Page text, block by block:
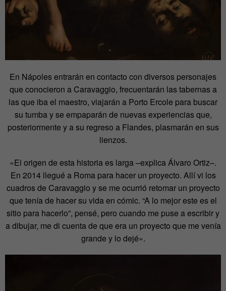
En Nápoles entrarán en contacto con diversos personajes
que conocieron a Caravaggio, frecuentarán las tabernas a
las que iba el maestro, viajarán a Porto Ercole para buscar
su tumba y se empaparán de nuevas experiencias que,
posteriormente y a su regreso a Flandes, plasmarán en sus
lienzos.
«El origen de esta historia es larga –explica Álvaro Ortiz–.
En 2014 llegué a Roma para hacer un proyecto. Allí vi los
cuadros de Caravaggio y se me ocurrió retomar un proyecto
que tenía de hacer su vida en cómic. “A lo mejor este es el
sitio para hacerlo”, pensé, pero cuando me puse a escribir y
a dibujar, me di cuenta de que era un proyecto que me venía
grande y lo dejé».